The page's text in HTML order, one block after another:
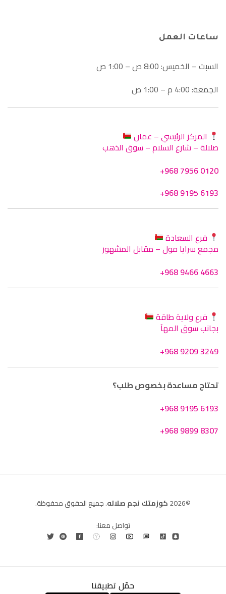
ساعات العمل
السبت – الخميس: 8:00 ص – 1:00 ص
الجمعة: 4:00 م – 1:00 ص
المركز الرئيسي – عمان
صلالة – شارع السلام – سوق الذهب
+968 7956 0120
+968 9195 6193
فرع السعادة
مجمع سرايا مول – مقابل المشهور
+968 9466 4663
فرع ولاية طاقة
بجانب سوق المهآ
+968 9209 3249
تحتاج مساعدة بخصوص طلب؟
+968 9195 6193
+968 9899 8307
©2026 كوزمتك نجم صلاله. جميع الحقوق محفوظة.
تواصل معنا:
حمّل تطبيقنا